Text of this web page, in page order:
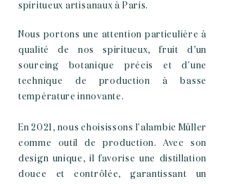
spiritueux artisanaux à Paris.
Nous portons une attention particulière à
qualité de nos spiritueux, fruit d’un
sourcing botanique précis et d'une
technique de production à basse
température innovante.
En 2021, nous choisissons l'alambic Müller
comme outil de production. Avec son
design unique, il favorise une distillation
douce et contrôlée, garantissant un